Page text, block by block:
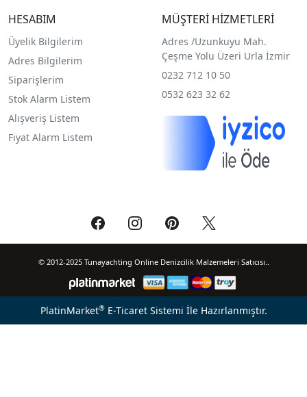
HESABIM
Üyelik Bilgilerim
Adres Bilgilerim
Siparişlerim
Stok Alarm Listem
Alışveriş Listem
Fiyat Alarm Listem
MÜŞTERİ HİZMETLERİ
Adres /Uzunkuyu Mah.
Çeşme Yolu Üzeri Urla İzmir
0232 712 10 50
0532 623 32 62
© 2012-2025 Tunayachting Online Denizcilik Malzemeleri Satıcısı..
PlatinMarket®E-Ticaret Sistemi İle Hazırlanmıştır.